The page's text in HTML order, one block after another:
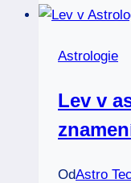
Astrologie
Lev v
OdAstro